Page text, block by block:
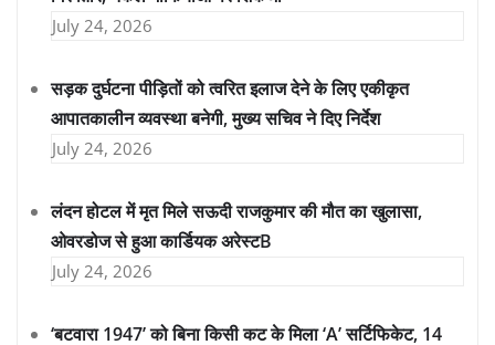
July 24, 2026
सड़क दुर्घटना पीड़ितों को त्वरित इलाज देने के लिए एकीकृत
आपातकालीन व्यवस्था बनेगी, मुख्य सचिव ने दिए निर्देश
July 24, 2026
लंदन होटल में मृत मिले सऊदी राजकुमार की मौत का खुलासा,
ओवरडोज से हुआ कार्डियक अरेस्टB
July 24, 2026
‘बटवारा 1947’ को बिना किसी कट के मिला ‘A’ सर्टिफिकेट, 14